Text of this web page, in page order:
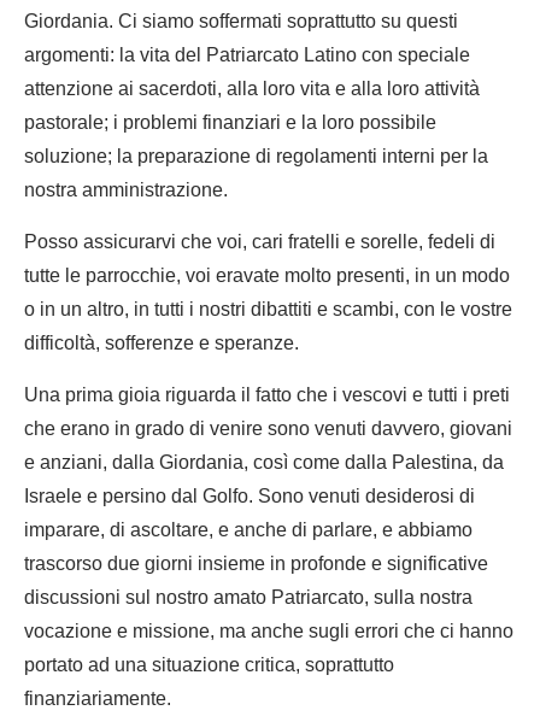
Giordania. Ci siamo soffermati soprattutto su questi
argomenti: la vita del Patriarcato Latino con speciale
attenzione ai sacerdoti, alla loro vita e alla loro attività
pastorale; i problemi finanziari e la loro possibile
soluzione; la preparazione di regolamenti interni per la
nostra amministrazione.
Posso assicurarvi che voi, cari fratelli e sorelle, fedeli di
tutte le parrocchie, voi eravate molto presenti, in un modo
o in un altro, in tutti i nostri dibattiti e scambi, con le vostre
difficoltà, sofferenze e speranze.
Una prima gioia riguarda il fatto che i vescovi e tutti i preti
che erano in grado di venire sono venuti davvero, giovani
e anziani, dalla Giordania, così come dalla Palestina, da
Israele e persino dal Golfo. Sono venuti desiderosi di
imparare, di ascoltare, e anche di parlare, e abbiamo
trascorso due giorni insieme in profonde e significative
discussioni sul nostro amato Patriarcato, sulla nostra
vocazione e missione, ma anche sugli errori che ci hanno
portato ad una situazione critica, soprattutto
finanziariamente.